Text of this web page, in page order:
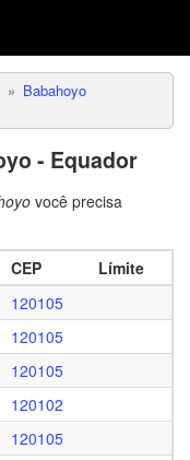
Babahoyo
- Equador
você precisa
CEP
Límite
120105
120105
120105
120102
120105